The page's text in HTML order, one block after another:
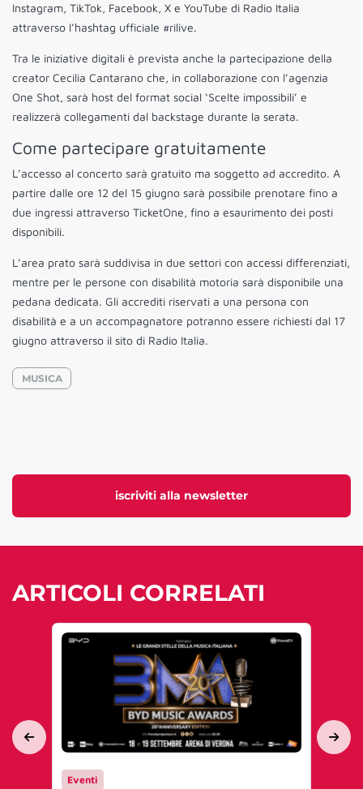
iscriviti alla newsletter
Instagram, TikTok, Facebook, X e YouTube di Radio Italia
attraverso l’hashtag ufficiale #rilive.
Tra le iniziative digitali è prevista anche la partecipazione della
creator Cecilia Cantarano che, in collaborazione con l’agenzia
One Shot, sarà host del format social ‘Scelte impossibili’ e
realizzerà collegamenti dal backstage durante la serata.
Come partecipare gratuitamente
L’accesso al concerto sarà gratuito ma soggetto ad accredito. A
partire dalle ore 12 del 15 giugno sarà possibile prenotare fino a
due ingressi attraverso TicketOne, fino a esaurimento dei posti
disponibili.
L’area prato sarà suddivisa in due settori con accessi differenziati,
mentre per le persone con disabilità motoria sarà disponibile una
pedana dedicata. Gli accrediti riservati a una persona con
disabilità e a un accompagnatore potranno essere richiesti dal 17
giugno attraverso il sito di Radio Italia.
MUSICA
ARTICOLI CORRELATI
Eventi